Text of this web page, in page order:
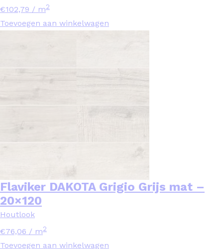
€102,79 / m2
Toevoegen aan winkelwagen
Flaviker DAKOTA Grigio Grijs mat –
20×120
Houtlook
€76,06 / m2
Toevoegen aan winkelwagen